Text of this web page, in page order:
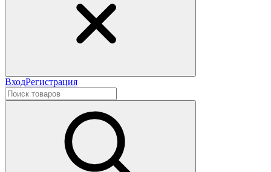
ВходРегистрация